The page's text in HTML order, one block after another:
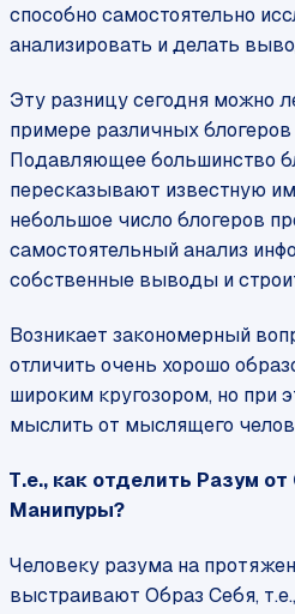
способно самостоятельно
анализировать и делать
Эту разницу сегодня можно
примере различных блогеров
Подавляющее большинство
пересказывают известную
небольшое число блогеров
самостоятельный анализ
собственные выводы и
Возникает закономерный
отличить очень хорошо
широким кругозором, но при
мыслить от мыслящего
Т.е., как отделить Разум
Манипуры?
Человеку разума на
выстраивают Образ Себя,